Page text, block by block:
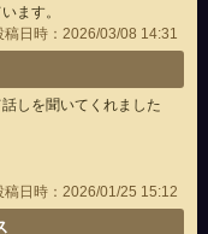
ます。
稿日時：2026/03/08 14:31
しを聞いてくれました
稿日時：2026/01/25 15:12